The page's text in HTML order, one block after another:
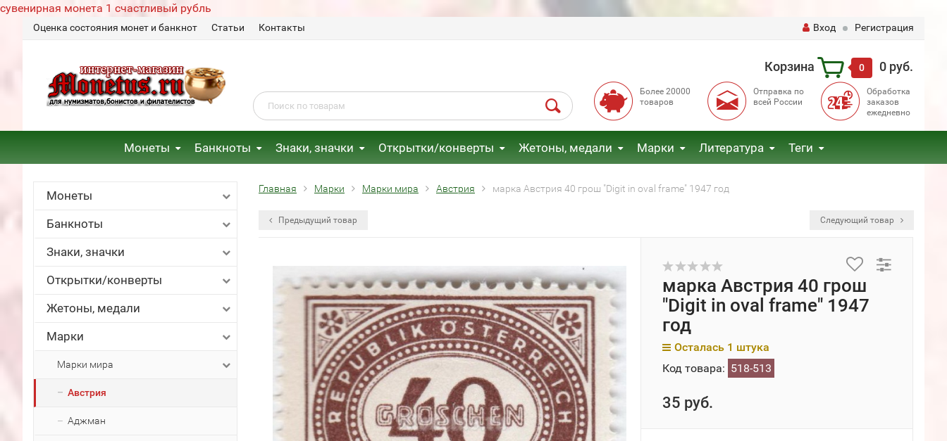
сувенирная монета 1 счастливый рубль
Оценка состояния монет и банкнот Статьи Контакты Вход Регистрация
Корзина 0 0 руб.
Более 20000
товаров
Отправка по
всей России
Обработка
заказов
ежедневно
Монеты Банкноты Знаки, значки Открытки/конверты Жетоны, медали Марки Литература Теги
Монеты
Банкноты
Знаки, значки
Открытки/конверты
Жетоны, медали
Марки
Марки мира
Австрия
Аджман
Главная Марки Марки мира Австрия марка Австрия 40 грош "Digit in oval frame" 1947 год
Предыдущий товар Следующий товар
марка Австрия 40 грош
"Digit in oval frame" 1947
год
Осталась 1 штука
Код товара: 518-513
35 руб.